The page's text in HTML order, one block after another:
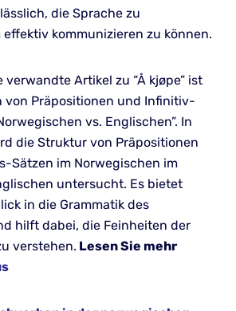
die Sprache zu
kommunizieren zu können.
Artikel zu “Å kjøpe” ist
von Präpositionen und Infinitiv-
vs. Englischen”. In
die Struktur von Präpositionen
Sätzen im Norwegischen im
untersucht. Es bietet
in die Grammatik des
hilft dabei, die Feinheiten der
verstehen. Lesen Sie mehr